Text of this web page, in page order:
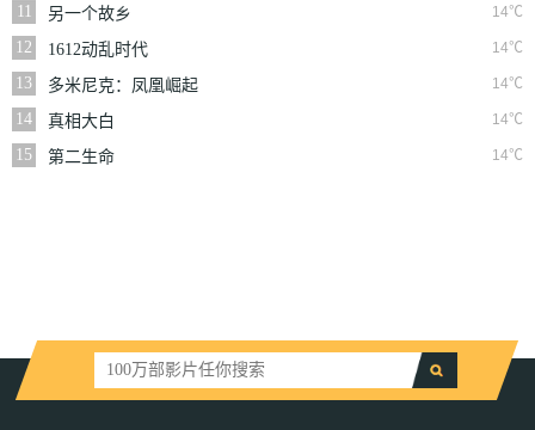
11
14℃
另一个故乡
12
14℃
1612动乱时代
13
14℃
多米尼克：凤凰崛起
14
14℃
真相大白
15
14℃
第二生命